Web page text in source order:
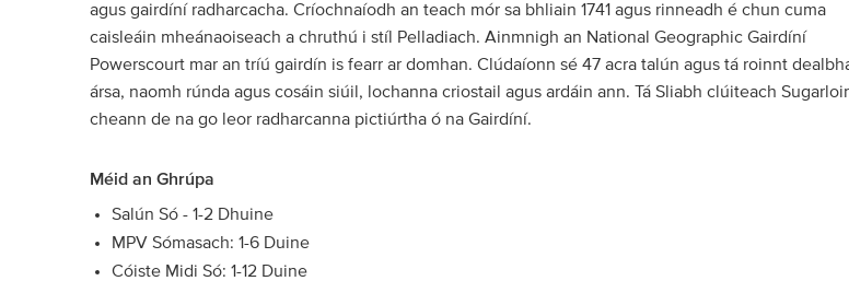
agus gairdíní radharcacha. Críochnaíodh an teach mór sa bhliain 1741 agus rinneadh é chun cuma
caisleáin mheánaoiseach a chruthú i stíl Pelladiach. Ainmnigh an National Geographic Gairdíní
Powerscourt mar an tríú gairdín is fearr ar domhan. Clúdaíonn sé 47 acra talún agus tá roinnt
ársa, naomh rúnda agus cosáin siúil, lochanna criostail agus ardáin ann. Tá Sliabh clúiteach
cheann de na go leor radharcanna pictiúrtha ó na Gairdíní.
Méid an Ghrúpa
Salún Só - 1-2 Dhuine
MPV Sómasach: 1-6 Duine
Cóiste Midi Só: 1-12 Duine